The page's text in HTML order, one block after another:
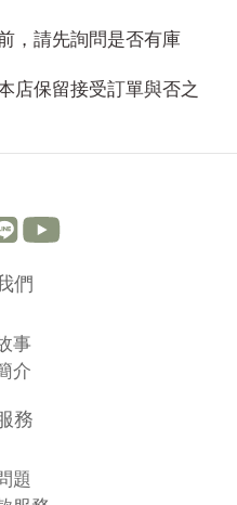
，請先詢問是否有庫
店保留接受訂單與否之
們
事
介
務
題